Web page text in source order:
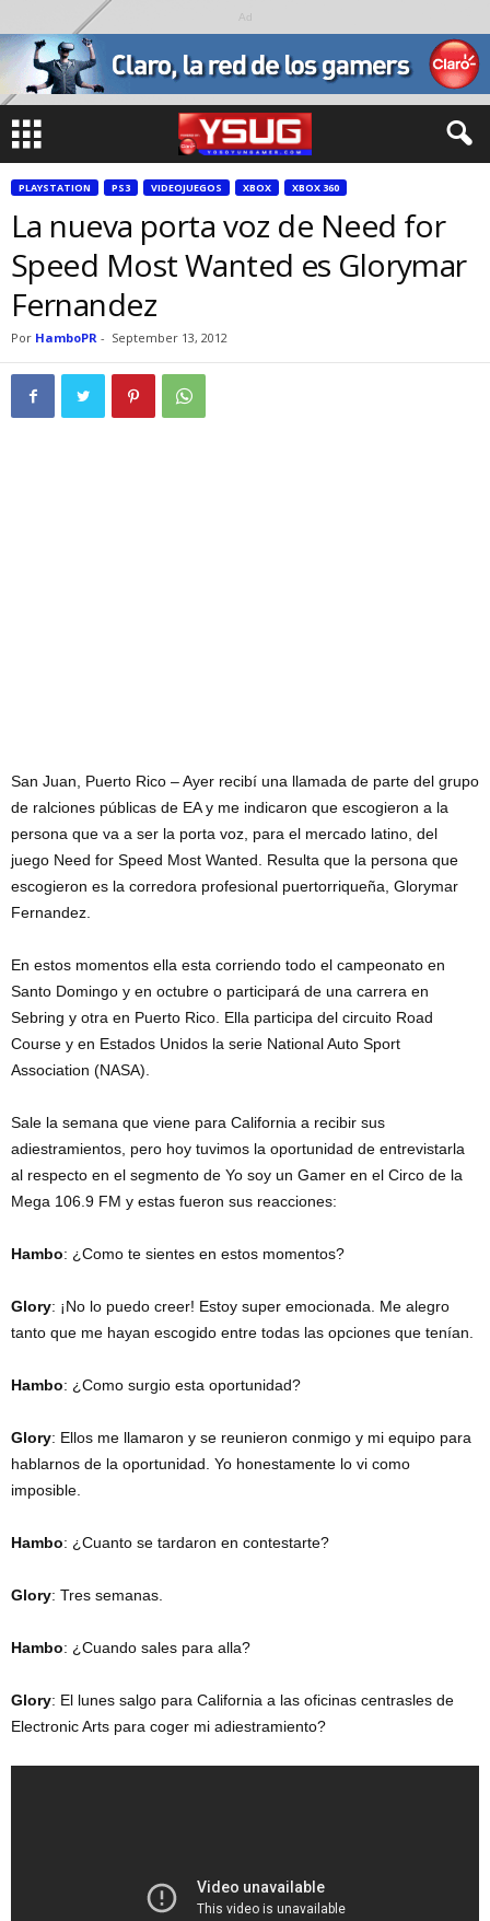
Ad
PLAYSTATION PS3 VIDEOJUEGOS XBOX XBOX 360
La nueva porta voz de Need for
Speed Most Wanted es Glorymar
Fernandez
Por HamboPR - September 13, 2012
San Juan, Puerto Rico – Ayer recibí una llamada de parte del grupo
de ralciones públicas de EA y me indicaron que escogieron a la
persona que va a ser la porta voz, para el mercado latino, del
juego Need for Speed Most Wanted. Resulta que la persona que
escogieron es la corredora profesional puertorriqueña, Glorymar
Fernandez.
En estos momentos ella esta corriendo todo el campeonato en
Santo Domingo y en octubre o participará de una carrera en
Sebring y otra en Puerto Rico. Ella participa del circuito Road
Course y en Estados Unidos la serie National Auto Sport
Association (NASA).
Sale la semana que viene para California a recibir sus
adiestramientos, pero hoy tuvimos la oportunidad de entrevistarla
al respecto en el segmento de Yo soy un Gamer en el Circo de la
Mega 106.9 FM y estas fueron sus reacciones:
Hambo: ¿Como te sientes en estos momentos?
Glory: ¡No lo puedo creer! Estoy super emocionada. Me alegro
tanto que me hayan escogido entre todas las opciones que tenían.
Hambo: ¿Como surgio esta oportunidad?
Glory: Ellos me llamaron y se reunieron conmigo y mi equipo para
hablarnos de la oportunidad. Yo honestamente lo vi como
imposible.
Hambo: ¿Cuanto se tardaron en contestarte?
Glory: Tres semanas.
Hambo: ¿Cuando sales para alla?
Glory: El lunes salgo para California a las oficinas centrasles de
Electronic Arts para coger mi adiestramiento?